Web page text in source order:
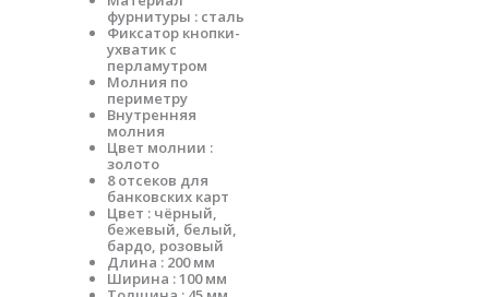
фурнитуры : сталь
Фиксатор кнопки-
ухватик с
перламутром
Молния по
периметру
Внутренняя
молния
Цвет молнии :
золото
8 отсеков для
банковских карт
Цвет : чёрный,
бежевый, белый,
бардо, розовый
Длина : 200 мм
Ширина : 100 мм